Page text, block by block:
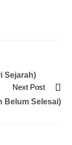
Sejarah)
Next Post
Belum Selesai)